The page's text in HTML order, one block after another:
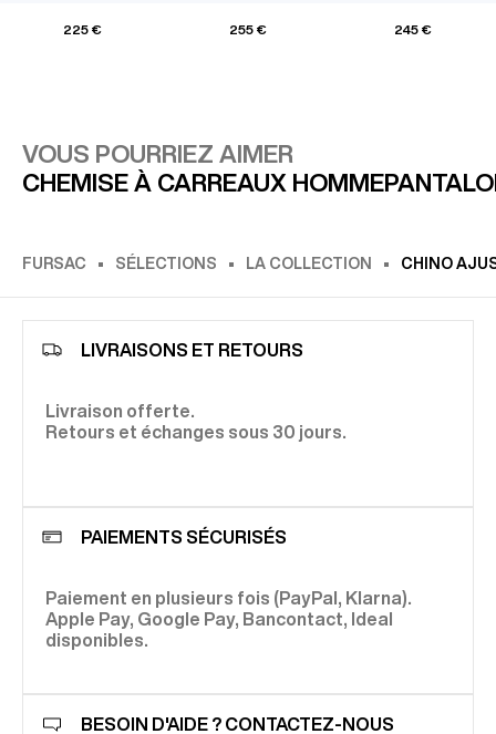
225 € 255 € 245 €
VOUS POURRIEZ AIMER
CHEMISE À CARREAUX HOMME
FURSAC SÉLECTIONS LA COLLECTION CHINO
LIVRAISONS ET RETOURS
Livraison offerte.
Retours et échanges sous 30 jours.
PAIEMENTS SÉCURISÉS
Paiement en plusieurs fois (PayPal, Klarna).
Apple Pay, Google Pay, Bancontact, Ideal
disponibles.
BESOIN D'AIDE ? CONTACTEZ-NOUS